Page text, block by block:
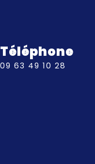
Téléphone
09 63 49 10 28